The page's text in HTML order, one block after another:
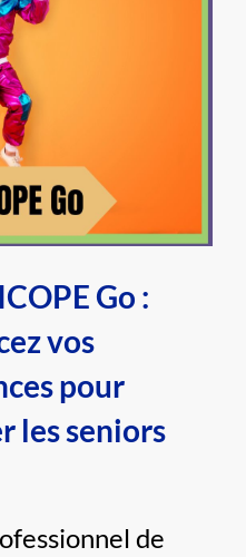
Go :
vos
pour
les seniors
de